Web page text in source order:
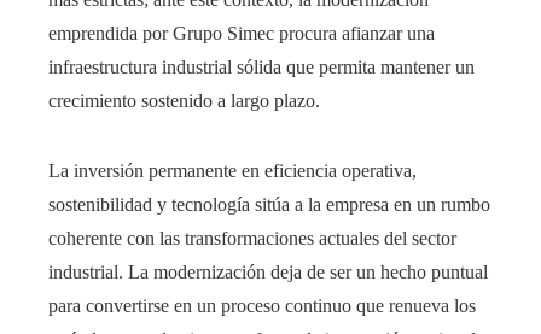
emprendida por Grupo Simec procura afianzar una
infraestructura industrial sólida que permita mantener un
crecimiento sostenido a largo plazo.
La inversión permanente en eficiencia operativa,
sostenibilidad y tecnología sitúa a la empresa en un rumbo
coherente con las transformaciones actuales del sector
industrial. La modernización deja de ser un hecho puntual
para convertirse en un proceso continuo que renueva los